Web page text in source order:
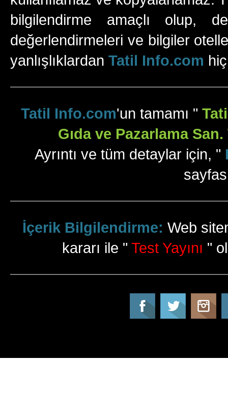
bilgilendirme amaçlı olup,
değerlendirmeleri ve bilgiler
yanlışlıklardan Tatil Info.com
Tatil Info.com'un tamamı "
Gıda ve Pazarlama
Ayrıntı ve tüm detaylar için, "
İçerik Bilgilendirme: Web
kararı ile " Test Yayını "